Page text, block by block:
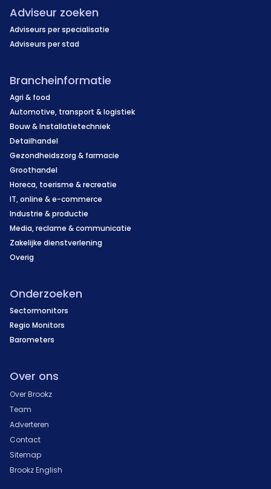
Adviseur zoeken
Adviseurs per specialisatie
Adviseurs per stad
Brancheinformatie
Agri & food
Automotive, transport & logistiek
Bouw & Installatietechniek
Detailhandel
Gezondheidszorg & farmacie
Groothandel
Horeca, toerisme & recreatie
IT, online & e-commerce
Industrie & productie
Media, reclame & communicatie
Zakelijke dienstverlening
Overig
Onderzoeken
Sectormonitors
Regio Monitors
Barometers
Over ons
Over Brookz
Team
Adverteren
Contact
Sitemap
Brookz English